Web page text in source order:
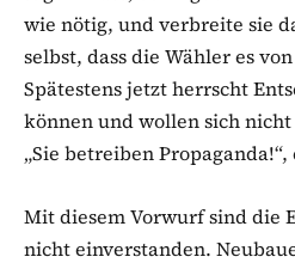
wie nötig, und verbreite sie
selbst, dass die Wähler es
Spätestens jetzt herrscht
können und wollen sich
„Sie betreiben
Mit diesem Vorwurf sind die
nicht einverstanden.